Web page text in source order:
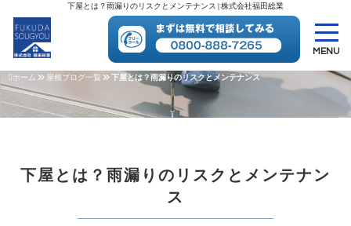
下屋とは？雨漏りのリスクとメンテナンス | 株式会社福田総業
MENU
ホーム 屋根ブログ一覧 下屋とは？雨漏りのリスクとメンテナンス
下屋とは？雨漏りのリスクとメンテナン
ス